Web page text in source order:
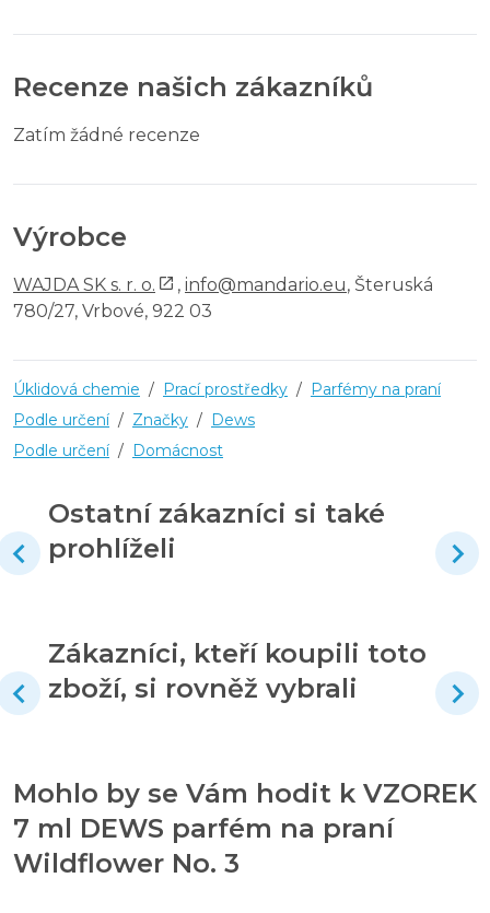
Recenze našich zákazníků
Zatím žádné recenze
Výrobce
WAJDA SK s. r. o. , info@mandario.eu, Šteruská
780/27, Vrbové, 922 03
Úklidová chemie / Prací prostředky /
Parfémy na praní
Podle určení / Značky /
Dews
Podle určení / Domácnost
Ostatní zákazníci si také
prohlíželi
Zákazníci, kteří koupili toto
zboží, si rovněž vybrali
Mohlo by se Vám hodit k VZOREK
7 ml DEWS parfém na praní
Wildflower No. 3